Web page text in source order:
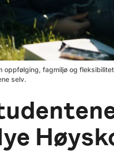
oppfølging, fagmiljø og
selv.